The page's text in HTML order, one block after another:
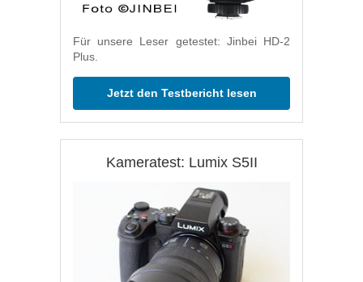
Für unsere Leser getestet: Jinbei HD-2
Plus.
Jetzt den Testbericht lesen
Kameratest: Lumix S5II